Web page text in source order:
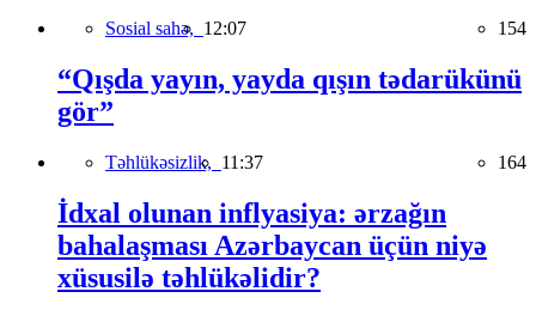
Sosial sahə, 12:07 154
“Qışda yayın, yayda qışın tədarükünü
gör”
Təhlükəsizlik, 11:37 164
İdxal olunan inflyasiya: ərzağın
bahalaşması Azərbaycan üçün niyə
xüsusilə təhlükəlidir?